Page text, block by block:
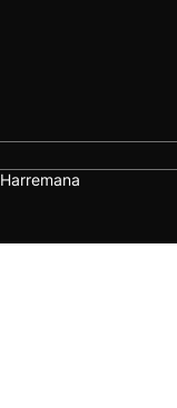
Harremana